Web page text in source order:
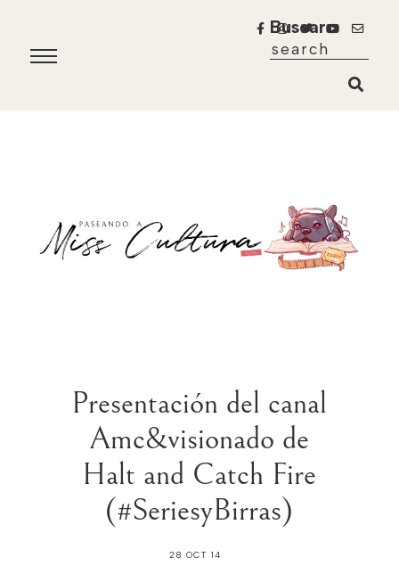
Buscar
Presentación del canal
Amc&visionado de
Halt and Catch Fire
(#SeriesyBirras)
28 OCT 14